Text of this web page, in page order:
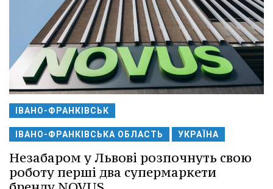
ІВАНО-ФРАНКІВСЬК
ІВАНО-ФРАНКІВСЬКА ОБЛАСТЬ УКРАЇНА
Незабаром у Львові розпочнуть свою
роботу перші два супермаркети